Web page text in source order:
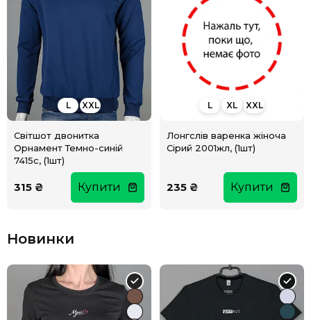
L XXL
Світшот двонитка
Орнамент Темно-синій
7415с, (1шт)
315 ₴ Купити
L XL XXL
Лонгслів варенка жіноча
Сірий 2001жл, (1шт)
235 ₴ Купити
Новинки